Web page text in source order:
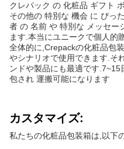
クレパック の 化粧品 ギフト
その他の 特別な 機会 に ぴっ
者 の 名前 や 特別な メッセー
ます.本当にユニークで個人的
全体的に,Crepackの化粧品包
やシナリオで使用できます.そ
ンドや製品にも最適です
包され 運搬可能になります
カスタマイズ:
私たちの化粧品包装箱は,以下